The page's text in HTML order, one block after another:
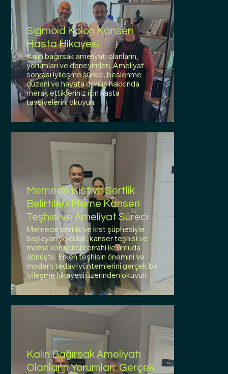
Sigmoid Kolon Kanseri
Hasta Hikayesi
Kalın bağırsak ameliyatı olanların
yorumları ve deneyimleri. Ameliyat
sonrası iyileşme süreci, beslenme
düzeni ve hayata dönüş hakkında
merak ettikleriniz için hasta
tavsiyelerini okuyun.
Memede Kist ve Sertlik
Belirtileri: Meme Kanseri
Teşhisi ve Ameliyat Süreci
Memede sertlik ve kist şüphesiyle
başlayan yolculuk, kanser teşhisi ve
meme koruyucu cerrahi ile umuda
dönüştü. Erken teşhisin önemini ve
modern tedavi yöntemlerini gerçek bir
iyileşme hikayesi üzerinden okuyun.
Kalın Bağırsak Ameliyatı
Olanların Yorumları: Gerçek